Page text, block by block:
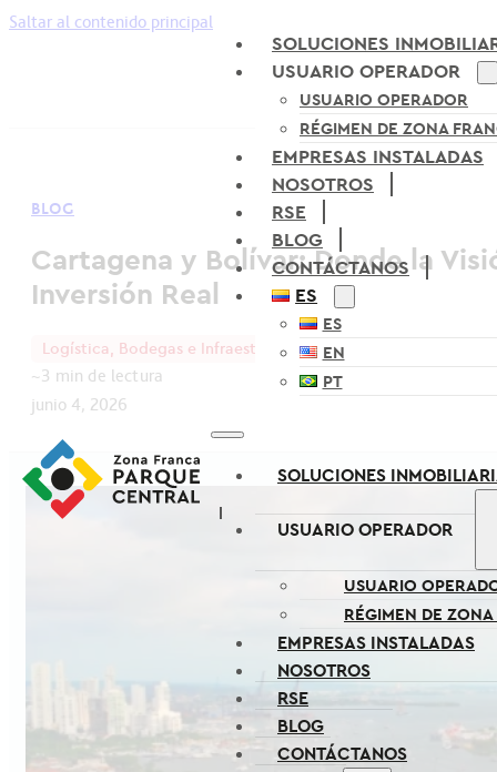
Saltar al contenido principal
SOLUCIONES
USUARIO OPERADOR
USUARIO OPERADOR
RÉGIMEN DE ZONA
EMPRESAS INSTALADAS
NOSOTROS
RSE
BLOG
CONTÁCTANOS
ES
ES
EN
PT
SOLUCIONES
USUARIO OPERADOR
USUARIO
RÉGIMEN DE
EMPRESAS INSTALADAS
NOSOTROS
RSE
BLOG
CONTÁCTANOS
BLOG
Cartagena y Bolívar: Donde la
Inversión Real
Logística, Bodegas e Infraestructura
~3 min de lectura
junio 4, 2026